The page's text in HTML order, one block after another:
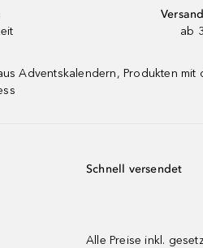
ab
Adventskalendern, Produkten
Schnell versendet
Alle Preise inkl.